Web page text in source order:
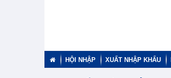
HỘI NHẬP XUẤT NHẬP KHẨU